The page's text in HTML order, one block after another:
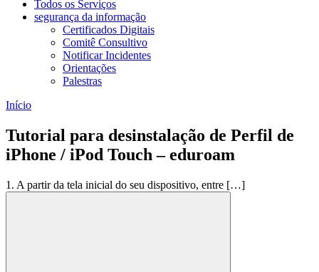
Todos os Serviços
segurança da informação
Certificados Digitais
Comitê Consultivo
Notificar Incidentes
Orientações
Palestras
Início
Tutorial para desinstalação de Perfil de
iPhone / iPod Touch – eduroam
1. A partir da tela inicial do seu dispositivo, entre […]